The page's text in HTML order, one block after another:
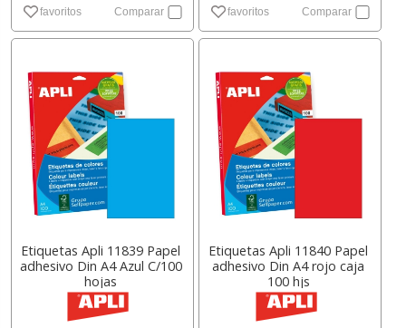
favoritos Comparar favoritos Comparar
Etiquetas Apli 11839 Papel
adhesivo Din A4 Azul C/100
hojas
Etiquetas Apli 11840 Papel
adhesivo Din A4 rojo caja
100 hjs